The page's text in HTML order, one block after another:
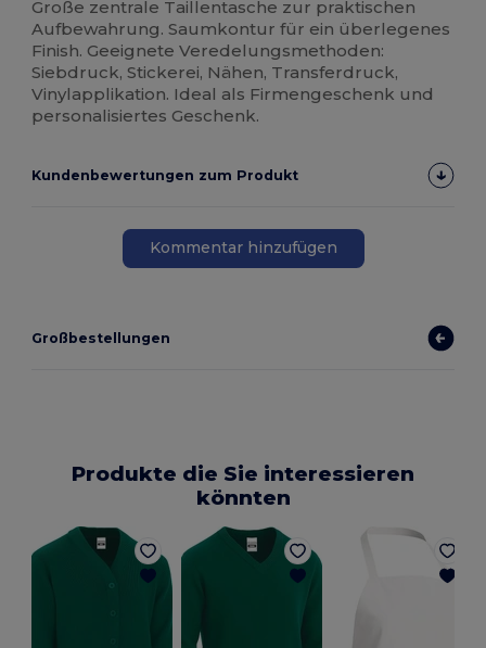
Große zentrale Taillentasche zur praktischen
Aufbewahrung. Saumkontur für ein überlegenes
Finish. Geeignete Veredelungsmethoden:
Siebdruck, Stickerei, Nähen, Transferdruck,
Vinylapplikation. Ideal als Firmengeschenk und
personalisiertes Geschenk.
Kundenbewertungen zum Produkt
Kommentar hinzufügen
Großbestellungen
Produkte die Sie interessieren
könnten